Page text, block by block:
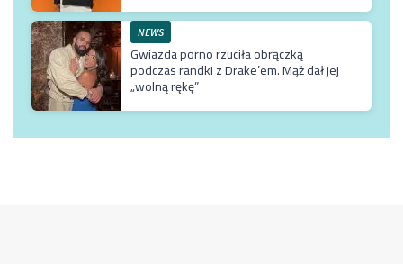
NEWS
Gwiazda porno rzuciła obrączką
podczas randki z Drake’em. Mąż dał jej
„wolną rękę”